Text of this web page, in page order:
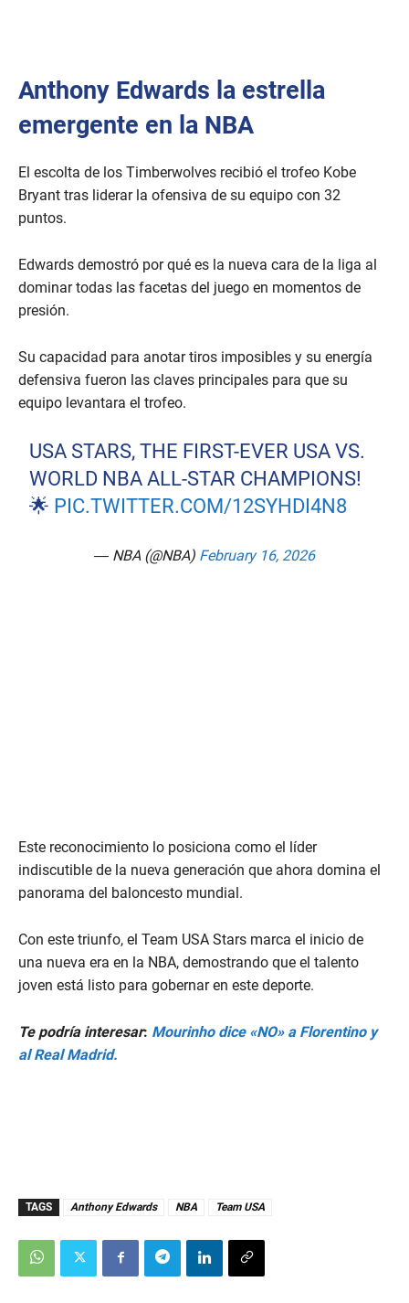
Anthony Edwards la estrella
emergente en la NBA
El escolta de los Timberwolves recibió el trofeo Kobe
Bryant tras liderar la ofensiva de su equipo con 32
puntos.
Edwards demostró por qué es la nueva cara de la liga al
dominar todas las facetas del juego en momentos de
presión.
Su capacidad para anotar tiros imposibles y su energía
defensiva fueron las claves principales para que su
equipo levantara el trofeo.
USA STARS, THE FIRST-EVER USA VS.
WORLD NBA ALL-STAR CHAMPIONS!
🌟 PIC.TWITTER.COM/12SYHDI4N8
— NBA (@NBA) February 16, 2026
Este reconocimiento lo posiciona como el líder
indiscutible de la nueva generación que ahora domina el
panorama del baloncesto mundial.
Con este triunfo, el Team USA Stars marca el inicio de
una nueva era en la NBA, demostrando que el talento
joven está listo para gobernar en este deporte.
Te podría interesar: Mourinho dice «NO» a Florentino y
al Real Madrid.
TAGS Anthony Edwards NBA Team USA